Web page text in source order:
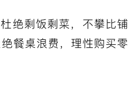
绝剩饭剩菜，不攀比铺
餐桌浪费，理性购买零